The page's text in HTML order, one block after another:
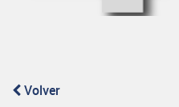
Volver